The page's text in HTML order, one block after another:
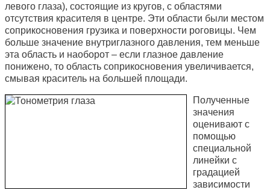
левого глаза), состоящие из кругов, с областями
отсутствия красителя в центре. Эти области были местом
соприкосновения грузика и поверхности роговицы. Чем
больше значение внутриглазного давления, тем меньше
эта область и наоборот – если глазное давление
понижено, то область соприкосновения увеличивается,
смывая краситель на большей площади.
Полученные
значения
оценивают с
помощью
специальной
линейки с
градацией
зависимости